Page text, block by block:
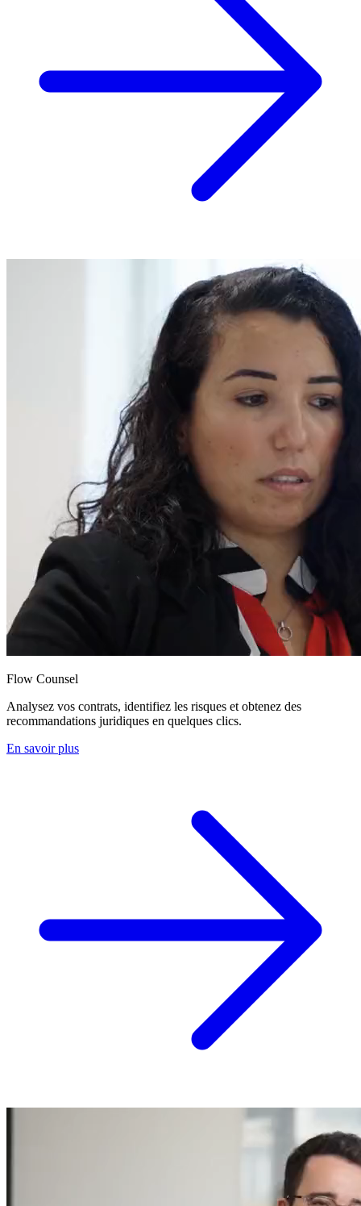
Flow Counsel
Analysez vos contrats, identifiez les risques et obtenez des
recommandations juridiques en quelques clics.
En savoir plus